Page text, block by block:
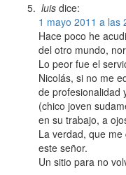
luis dice:
1 mayo 2011 a las
Hace poco he
del otro mundo,
Lo peor fue el
Nicolás, si no me
de profesionalidad
(chico joven
en su trabajo, a
La verdad, que
este señor.
Un sitio para no